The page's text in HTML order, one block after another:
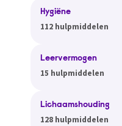
Hygiëne
112 hulpmiddelen
Leervermogen
15 hulpmiddelen
Lichaamshouding
128 hulpmiddelen